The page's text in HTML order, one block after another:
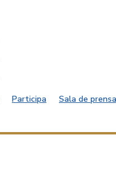
Participa
Sala de